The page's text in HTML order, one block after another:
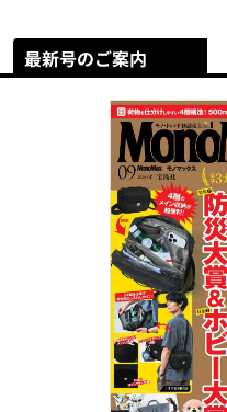
最新号のご案内